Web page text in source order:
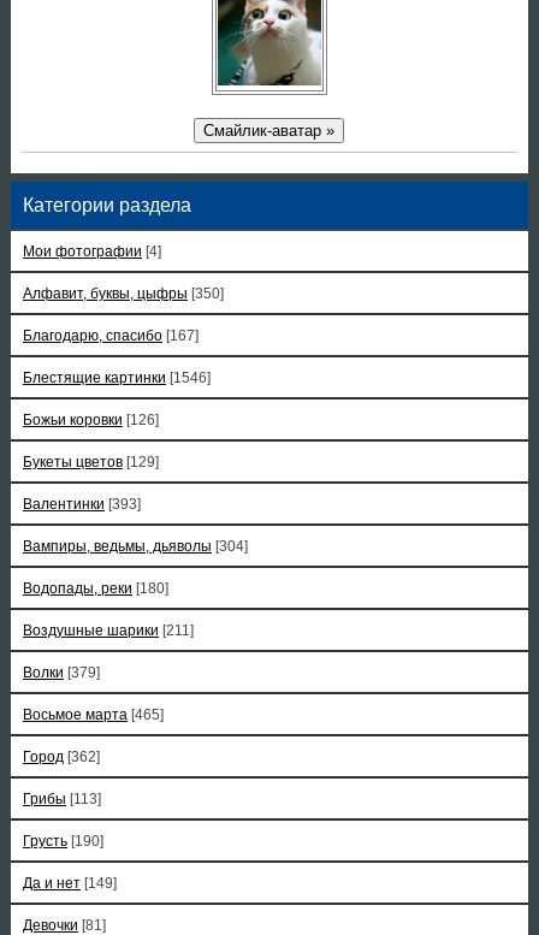
Смайлик-аватар »
Категории раздела
Мои фотографии [4]
Алфавит, буквы, цыфры [350]
Благодарю, спасибо [167]
Блестящие картинки [1546]
Божьи коровки [126]
Букеты цветов [129]
Валентинки [393]
Вампиры, ведьмы, дьяволы [304]
Водопады, реки [180]
Воздушные шарики [211]
Волки [379]
Восьмое марта [465]
Город [362]
Грибы [113]
Грусть [190]
Да и нет [149]
Девочки [81]